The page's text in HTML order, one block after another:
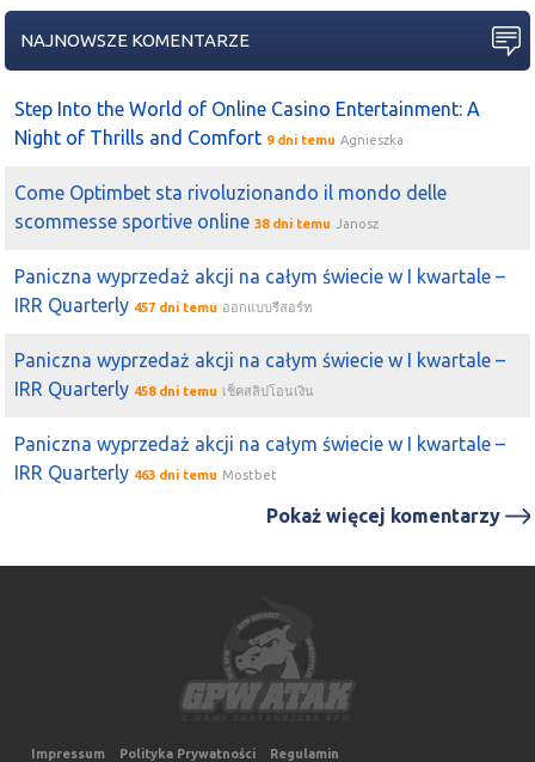
NAJNOWSZE KOMENTARZE
Step Into the World of Online Casino Entertainment: A
Night of Thrills and Comfort 9 dni temu Agnieszka
Come Optimbet sta rivoluzionando il mondo delle
scommesse sportive online 38 dni temu Janosz
Paniczna wyprzedaż akcji na całym świecie w I kwartale –
IRR Quarterly 457 dni temu ออกแบบรีสอร์ท
Paniczna wyprzedaż akcji na całym świecie w I kwartale –
IRR Quarterly 458 dni temu เช็คสลิปโอนเงิน
Paniczna wyprzedaż akcji na całym świecie w I kwartale –
IRR Quarterly 463 dni temu Mostbet
Pokaż więcej komentarzy
Impressum Polityka Prywatności Regulamin